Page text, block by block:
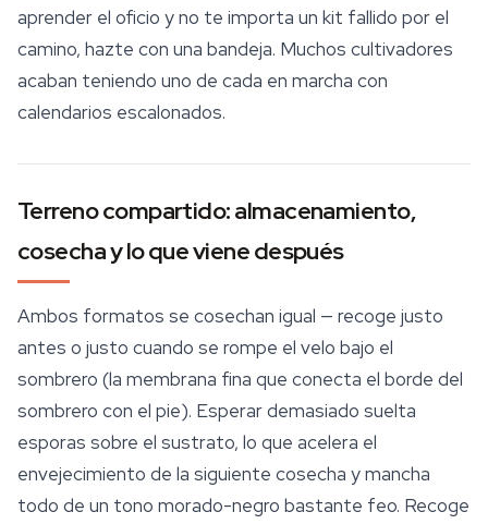
aprender el oficio y no te importa un kit fallido por el
camino, hazte con una bandeja. Muchos cultivadores
acaban teniendo uno de cada en marcha con
calendarios escalonados.
Terreno compartido: almacenamiento,
cosecha y lo que viene después
Ambos formatos se cosechan igual — recoge justo
antes o justo cuando se rompe el velo bajo el
sombrero (la membrana fina que conecta el borde del
sombrero con el pie). Esperar demasiado suelta
esporas sobre el sustrato, lo que acelera el
envejecimiento de la siguiente cosecha y mancha
todo de un tono morado-negro bastante feo. Recoge